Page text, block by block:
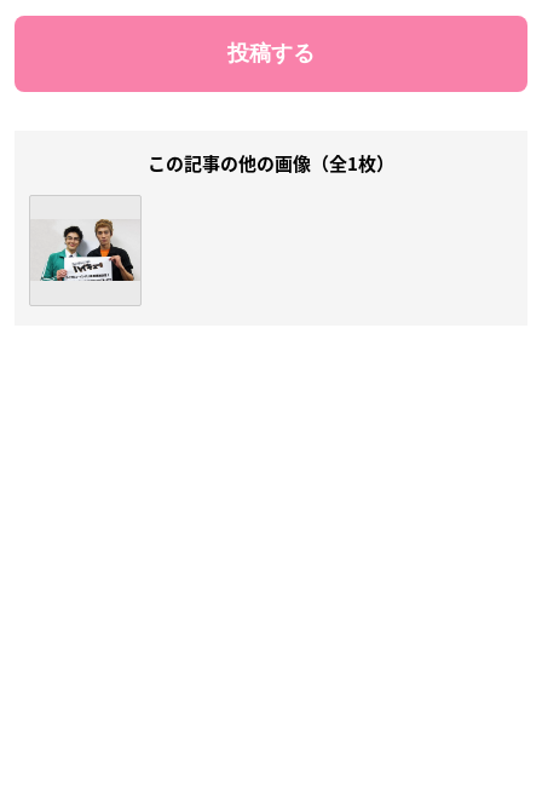
この記事の他の画像（全1枚）